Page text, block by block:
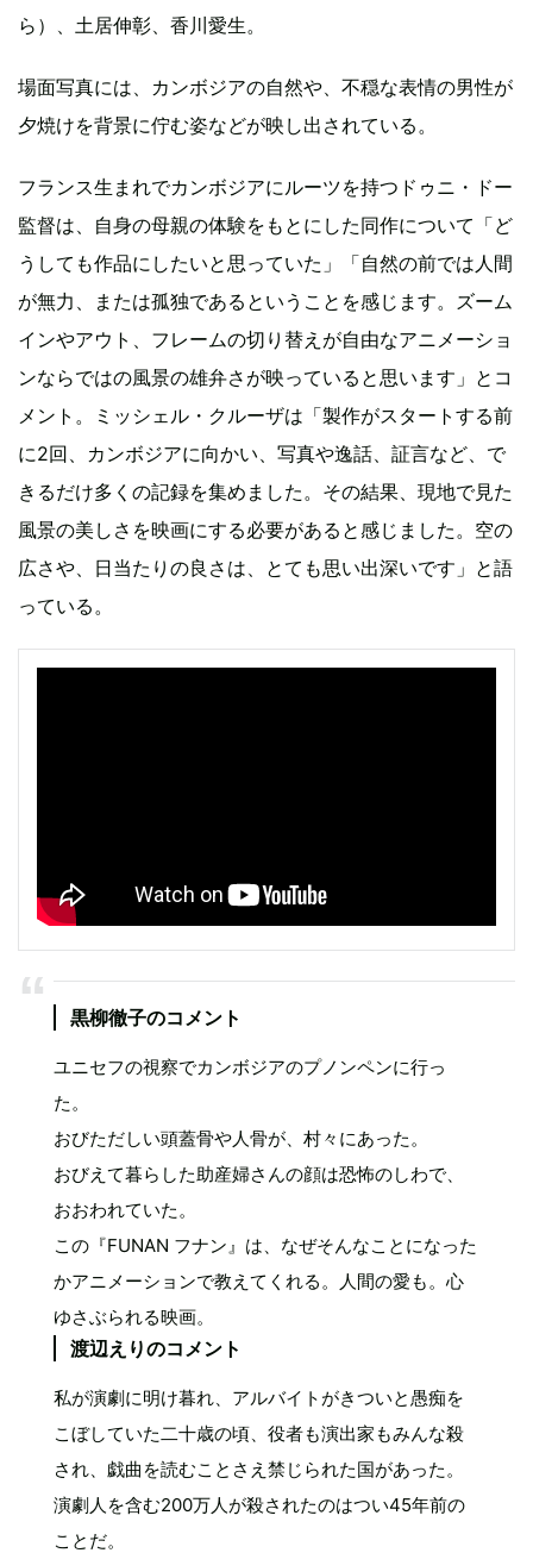
ら）、土居伸彰、香川愛生。
場面写真には、カンボジアの自然や、不穏な表情の男性が
夕焼けを背景に佇む姿などが映し出されている。
フランス生まれでカンボジアにルーツを持つドゥニ・ドー
監督は、自身の母親の体験をもとにした同作について「ど
うしても作品にしたいと思っていた」「自然の前では人間
が無力、または孤独であるということを感じます。ズーム
インやアウト、フレームの切り替えが自由なアニメーショ
ンならではの風景の雄弁さが映っていると思います」とコ
メント。ミッシェル・クルーザは「製作がスタートする前
に2回、カンボジアに向かい、写真や逸話、証言など、で
きるだけ多くの記録を集めました。その結果、現地で見た
風景の美しさを映画にする必要があると感じました。空の
広さや、日当たりの良さは、とても思い出深いです」と語
っている。
黒柳徹子のコメント
ユニセフの視察でカンボジアのプノンペンに行っ
た。
おびただしい頭蓋骨や人骨が、村々にあった。
おびえて暮らした助産婦さんの顔は恐怖のしわで、
おおわれていた。
この『FUNAN フナン』は、なぜそんなことになった
かアニメーションで教えてくれる。人間の愛も。心
ゆさぶられる映画。
渡辺えりのコメント
私が演劇に明け暮れ、アルバイトがきついと愚痴を
こぼしていた二十歳の頃、役者も演出家もみんな殺
され、戯曲を読むことさえ禁じられた国があった。
演劇人を含む200万人が殺されたのはつい45年前の
ことだ。